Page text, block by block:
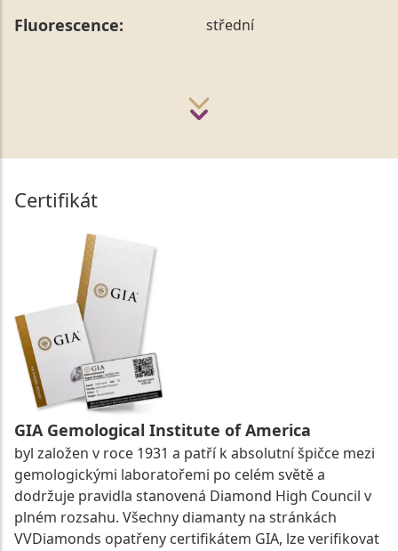
Fluorescence: střední
Certifikát
GIA Gemological Institute of America
byl založen v roce 1931 a patří k absolutní špičce mezi
gemologickými laboratořemi po celém světě a
dodržuje pravidla stanovená Diamond High Council v
plném rozsahu. Všechny diamanty na stránkách
VVDiamonds opatřeny certifikátem GIA, lze verifikovat